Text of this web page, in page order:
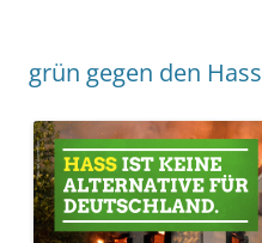
grün gegen den Hass